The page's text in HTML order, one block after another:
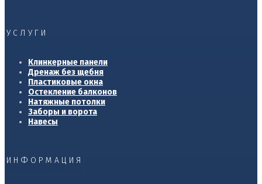
УСЛУГИ
Клинкерные панели
Дренаж без щебня
Пластиковые окна
Остекление балконов
Натяжные потолки
Заборы и ворота
Навесы
ИНФОРМАЦИЯ